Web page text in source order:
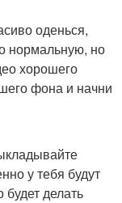
оденься,
нормальную, но
хорошего
фона и начни
у тебя будут
делать